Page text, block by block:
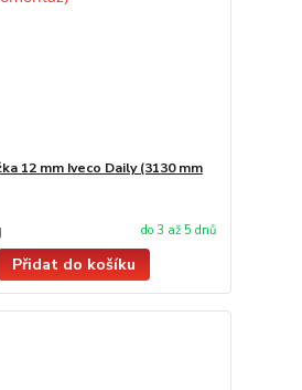
12 mm Iveco Daily (3130 mm
do 3 až 5 dnů
Přidat do košíku